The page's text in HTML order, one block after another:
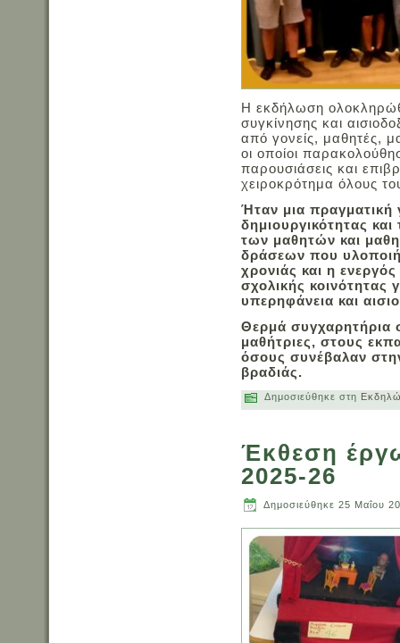
Η εκδήλωση
συγκίνησης και
από γονείς, μαθητές,
οι οποίοι
παρουσιάσεις και
χειροκρότημα όλους
Ήταν μια πραγματική
δημιουργικότητας
των μαθητών και
δράσεων που
χρονιάς και η
σχολικής κοινότητας
υπερηφάνεια και
Θερμά συγχαρητήρια
μαθήτριες, στους
όσους συνέβαλαν
βραδιάς.
Δημοσιεύθηκε στη
Έκθεση
2025-26
Δημοσιεύθηκε 25 Μαΐου